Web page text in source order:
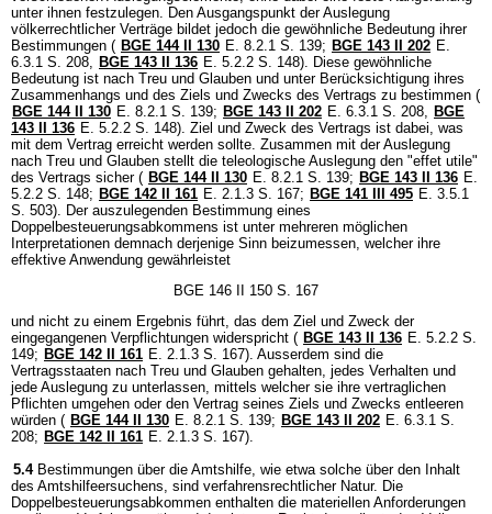
unter ihnen festzulegen. Den Ausgangspunkt der Auslegung
völkerrechtlicher Verträge bildet jedoch die gewöhnliche Bedeutung ihrer
Bestimmungen ( BGE 144 II 130 E. 8.2.1 S. 139; BGE 143 II 202 E.
6.3.1 S. 208, BGE 143 II 136 E. 5.2.2 S. 148). Diese gewöhnliche
Bedeutung ist nach Treu und Glauben und unter Berücksichtigung ihres
Zusammenhangs und des Ziels und Zwecks des Vertrags zu bestimmen (
BGE 144 II 130 E. 8.2.1 S. 139; BGE 143 II 202 E. 6.3.1 S. 208, BGE
143 II 136 E. 5.2.2 S. 148). Ziel und Zweck des Vertrags ist dabei, was
mit dem Vertrag erreicht werden sollte. Zusammen mit der Auslegung
nach Treu und Glauben stellt die teleologische Auslegung den "effet utile"
des Vertrags sicher ( BGE 144 II 130 E. 8.2.1 S. 139; BGE 143 II 136 E.
5.2.2 S. 148; BGE 142 II 161 E. 2.1.3 S. 167; BGE 141 III 495 E. 3.5.1
S. 503). Der auszulegenden Bestimmung eines
Doppelbesteuerungsabkommens ist unter mehreren möglichen
Interpretationen demnach derjenige Sinn beizumessen, welcher ihre
effektive Anwendung gewährleistet
BGE 146 II 150 S. 167
und nicht zu einem Ergebnis führt, das dem Ziel und Zweck der
eingegangenen Verpflichtungen widerspricht ( BGE 143 II 136 E. 5.2.2 S.
149; BGE 142 II 161 E. 2.1.3 S. 167). Ausserdem sind die
Vertragsstaaten nach Treu und Glauben gehalten, jedes Verhalten und
jede Auslegung zu unterlassen, mittels welcher sie ihre vertraglichen
Pflichten umgehen oder den Vertrag seines Ziels und Zwecks entleeren
würden ( BGE 144 II 130 E. 8.2.1 S. 139; BGE 143 II 202 E. 6.3.1 S.
208; BGE 142 II 161 E. 2.1.3 S. 167).
5.4 Bestimmungen über die Amtshilfe, wie etwa solche über den Inhalt
des Amtshilfeersuchens, sind verfahrensrechtlicher Natur. Die
Doppelbesteuerungsabkommen enthalten die materiellen Anforderungen